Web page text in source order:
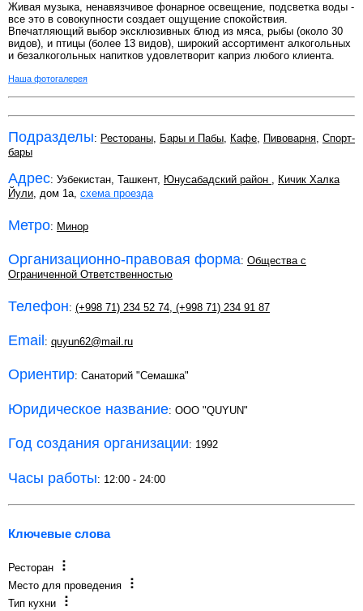
Живая музыка, ненавязчивое фонарное освещение, подсветка воды -
все это в совокупности создает ощущение спокойствия.
Впечатляющий выбор эксклюзивных блюд из мяса, рыбы (около 30
видов), и птицы (более 13 видов), широкий ассортимент алкогольных
и безалкогольных напитков удовлетворит каприз любого клиента.
Наша фотогалерея
Подразделы: Рестораны, Бары и Пабы, Кафе, Пивоварня, Спорт-
бары
Адрес: Узбекистан, Ташкент, Юнусабадский район , Кичик Халка
Йули, дом 1а, схема проезда
Метро: Минор
Организационно-правовая форма: Общества с
Ограниченной Ответственностью
Телефон: (+998 71) 234 52 74 (+998 71) 234 91 87
Email : quyun62@mail.ru
Ориентир: Санаторий "Семашка"
Юридическое название: ООО "QUYUN"
Год создания организации: 1992
Часы работы: 12:00 - 24:00
Ключевые слова
Ресторан
Место для проведения
Тип кухни